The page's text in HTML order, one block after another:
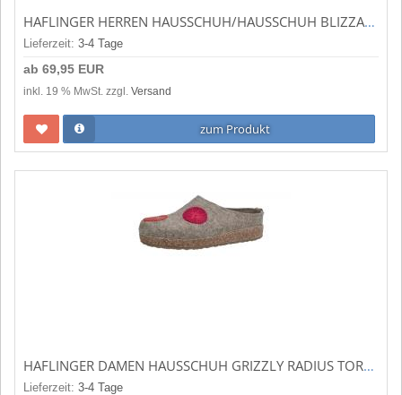
HAFLINGER HERREN HAUSSCHUH/HAUSSCHUH BLIZZARD CREDO TORF (BRAUN) 718001-550
Lieferzeit: 3-4 Tage
ab 69,95 EUR
inkl. 19 % MwSt. zzgl. Versand
zum Produkt
HAFLINGER DAMEN HAUSSCHUH GRIZZLY RADIUS TORF (BRAUN) 751008-550
Lieferzeit: 3-4 Tage